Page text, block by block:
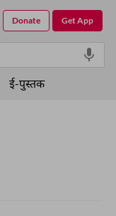
Get App
Donate
ई-पुस्तक